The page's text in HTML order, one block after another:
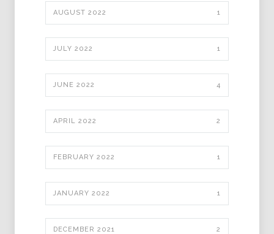
AUGUST 2022 1
JULY 2022 1
JUNE 2022 4
APRIL 2022 2
FEBRUARY 2022 1
JANUARY 2022 1
DECEMBER 2021 2